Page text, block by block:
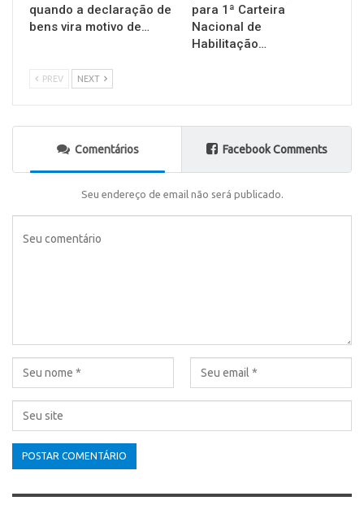
quando a declaração de
bens vira motivo de…
para 1ª Carteira
Nacional de
Habilitação…
PREV NEXT
Comentários Facebook Comments
Seu endereço de email não será publicado.